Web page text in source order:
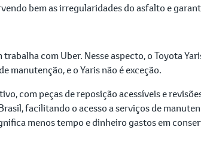
bem as irregularidades do asfalto e
com Uber. Nesse aspecto, o Toyota
manutenção, e o Yaris não é exceção.
com peças de reposição acessíveis e
facilitando o acesso a serviços de
menos tempo e dinheiro gastos em